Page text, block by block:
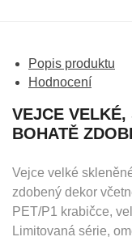
Popis produktu
Hodnocení
VEJCE VELKÉ,
BOHATĚ
Vejce velké
zdobený dekor
PET/P1 krabičce,
Limitovaná série,